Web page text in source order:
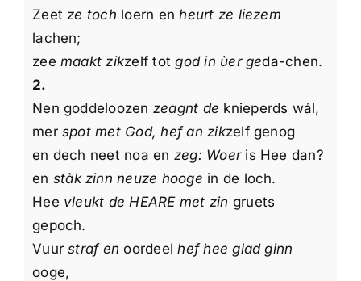
Zeetze toch loern enheurt ze liezem
lachen;
zeemaakt zikzelf totgod in ùer geda-chen.
2.
Nen goddeloozen zeagnt de knieperds wál,
merspot met God, hef an zikzelf genog
en dech neet noa en zeg: Woeris Hee dan?
en stàk zinn neuze hooge in de loch.
Hee vleukt de HEARE met zin gruets
gepoch.
Vuurstraf en oordeelhef hee glad ginn
ooge,